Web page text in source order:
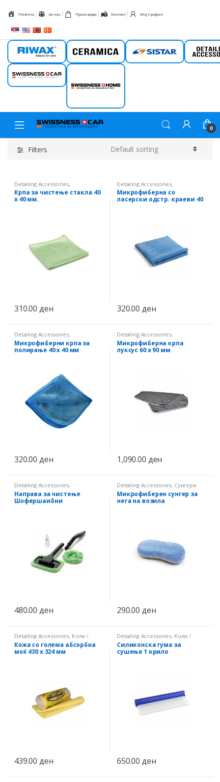
Почетна За нас Производи Контакт Мој профил
Riwax Ceramica Sistar
Swissness car
0
Filters
Detailing Accessories,
Микрофиберни крпи
Крпа за чистење стакла 40
х 40 мм.
310.00ден
Detailing Accessories,
Микрофиберни крпи
Микрофиберна со
ласерски одстр. краеви 40
320.00ден
Detailing Accessories,
Микрофиберни крпи
Микрофиберни крпа за
полирање 40 х 40 мм
320.00ден
Detailing Accessories,
Микрофиберни крпи
Микрофиберна крпа
луксус 60 х 90 мм
1,090.00 ден
Detailing Accessories,
Микрофиберни крпи
Направа за чистење
Шофершаибни
480.00ден
Detailing Accessories, Сунгери
Микрофиберен сунгер за
нега на возила
290.00ден
Detailing Accessories, Коли /
Камиони / Бродови
Кожа со голема абсорбна
моќ 430 х 324 мм
439.00ден
Detailing Accessories, Коли /
Камиони / Бродови
Силиконска гума за
сушење 1 крило
650.00ден